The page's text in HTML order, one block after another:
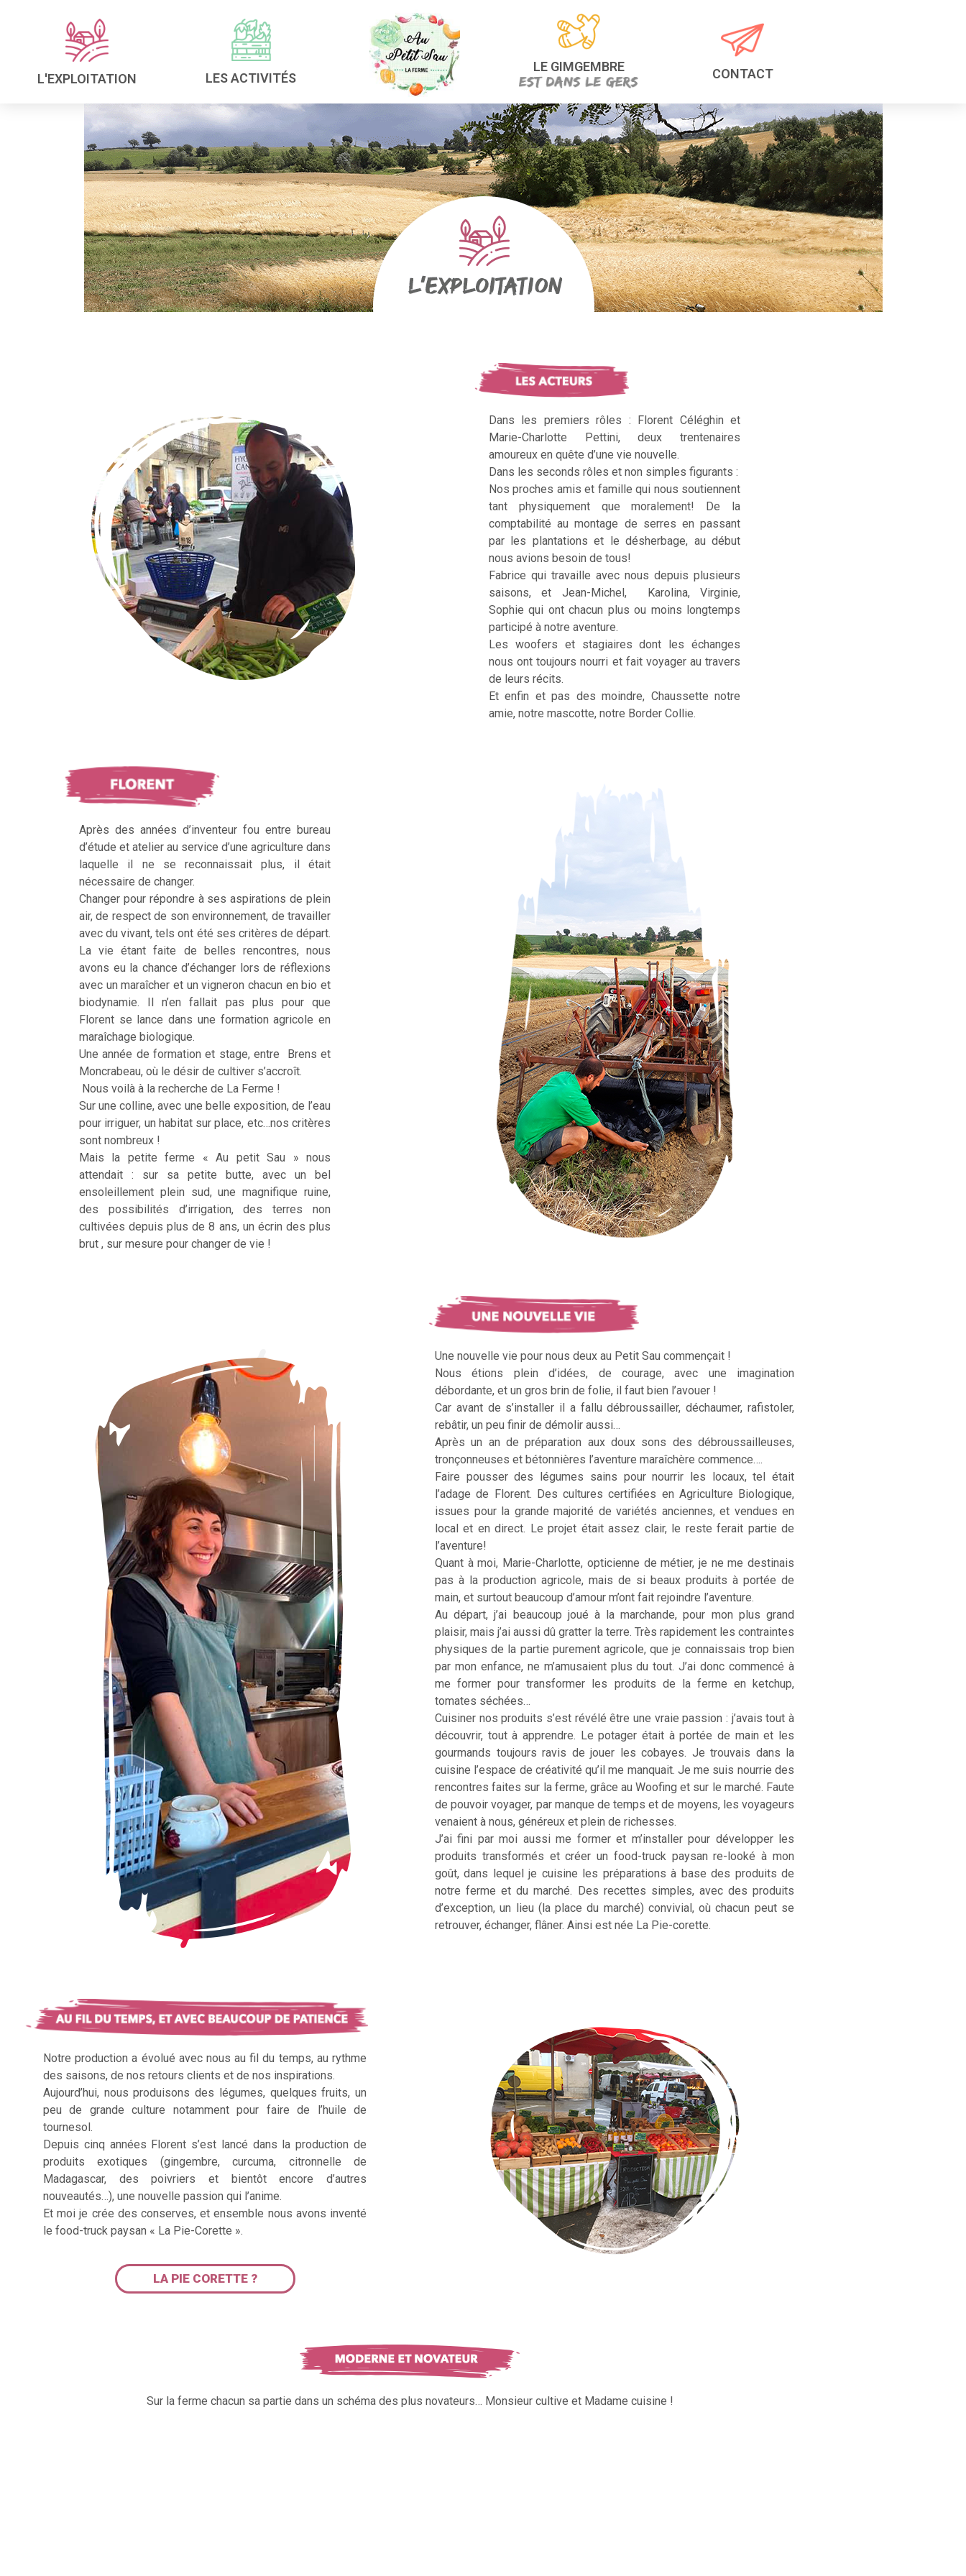
L'EXPLOITATION LES ACTIVITÉS
LE GIMGEMBRE CONTACT
Dans les premiers rôles : Florent Céléghin et
Marie-Charlotte Pettini, deux trentenaires
amoureux en quête d’une vie nouvelle.
Dans les seconds rôles et non simples figurants :
Nos proches amis et famille qui nous soutiennent
tant physiquement que moralement! De la
comptabilité au montage de serres en passant
par les plantations et le désherbage, au début
nous avions besoin de tous!
Fabrice qui travaille avec nous depuis plusieurs
saisons, et Jean-Michel, Karolina, Virginie,
Sophie qui ont chacun plus ou moins longtemps
participé à notre aventure.
Les woofers et stagiaires dont les échanges
nous ont toujours nourri et fait voyager au travers
de leurs récits.
Et enfin et pas des moindre, Chaussette notre
amie, notre mascotte, notre Border Collie.
Après des années d’inventeur fou entre bureau
d’étude et atelier au service d’une agriculture dans
laquelle il ne se reconnaissait plus, il était
nécessaire de changer.
Changer pour répondre à ses aspirations de plein
air, de respect de son environnement, de travailler
avec du vivant, tels ont été ses critères de départ.
La vie étant faite de belles rencontres, nous
avons eu la chance d’échanger lors de réflexions
avec un maraîcher et un vigneron chacun en bio et
biodynamie. Il n’en fallait pas plus pour que
Florent se lance dans une formation agricole en
maraîchage biologique.
Une année de formation et stage, entre Brens et
Moncrabeau, où le désir de cultiver s’accroît.
Nous voilà à la recherche de La Ferme !
Sur une colline, avec une belle exposition, de l’eau
pour irriguer, un habitat sur place, etc…nos critères
sont nombreux !
Mais la petite ferme « Au petit Sau » nous
attendait : sur sa petite butte, avec un bel
ensoleillement plein sud, une magnifique ruine,
des possibilités d’irrigation, des terres non
cultivées depuis plus de 8 ans, un écrin des plus
brut , sur mesure pour changer de vie !
Une nouvelle vie pour nous deux au Petit Sau commençait !
Nous étions plein d’idées, de courage, avec une imagination
débordante, et un gros brin de folie, il faut bien l’avouer !
Car avant de s’installer il a fallu débroussailler, déchaumer, rafistoler,
rebâtir, un peu finir de démolir aussi…
Après un an de préparation aux doux sons des débroussailleuses,
tronçonneuses et bétonnières l’aventure maraîchère commence….
Faire pousser des légumes sains pour nourrir les locaux, tel était
l’adage de Florent. Des cultures certifiées en Agriculture Biologique,
issues pour la grande majorité de variétés anciennes, et vendues en
local et en direct. Le projet était assez clair, le reste ferait partie de
l’aventure!
Quant à moi, Marie-Charlotte, opticienne de métier, je ne me destinais
pas à la production agricole, mais de si beaux produits à portée de
main, et surtout beaucoup d’amour m’ont fait rejoindre l’aventure.
Au départ, j’ai beaucoup joué à la marchande, pour mon plus grand
plaisir, mais j’ai aussi dû gratter la terre. Très rapidement les contraintes
physiques de la partie purement agricole, que je connaissais trop bien
par mon enfance, ne m’amusaient plus du tout. J’ai donc commencé à
me former pour transformer les produits de la ferme en ketchup,
tomates séchées…
Cuisiner nos produits s’est révélé être une vraie passion : j’avais tout à
découvrir, tout à apprendre. Le potager était à portée de main et les
gourmands toujours ravis de jouer les cobayes. Je trouvais dans la
cuisine l’espace de créativité qu’il me manquait. Je me suis nourrie des
rencontres faites sur la ferme, grâce au Woofing et sur le marché. Faute
de pouvoir voyager, par manque de temps et de moyens, les voyageurs
venaient à nous, généreux et plein de richesses.
J’ai fini par moi aussi me former et m’installer pour développer les
produits transformés et créer un food-truck paysan re-looké à mon
goût, dans lequel je cuisine les préparations à base des produits de
notre ferme et du marché. Des recettes simples, avec des produits
d’exception, un lieu (la place du marché) convivial, où chacun peut se
retrouver, échanger, flâner. Ainsi est née La Pie-corette.
Notre production a évolué avec nous au fil du temps, au rythme
des saisons, de nos retours clients et de nos inspirations.
Aujourd’hui, nous produisons des légumes, quelques fruits, un
peu de grande culture notamment pour faire de l’huile de
tournesol.
Depuis cinq années Florent s’est lancé dans la production de
produits exotiques (gingembre, curcuma, citronnelle de
Madagascar, des poivriers et bientôt encore d’autres
nouveautés…), une nouvelle passion qui l’anime.
Et moi je crée des conserves, et ensemble nous avons inventé
le food-truck paysan « La Pie-Corette ».
LA PIE CORETTE ?
Sur la ferme chacun sa partie dans un schéma des plus novateurs… Monsieur cultive et Madame cuisine !